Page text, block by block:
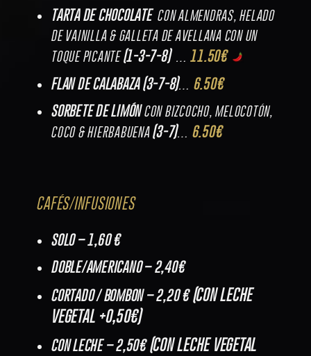
TARTA DE CHOCOLATE CON ALMENDRAS, HELADO
DE VAINILLA & GALLETA DE AVELLANA CON UN
TOQUE PICANTE(1-3-7-8)… 11.50€
FLAN DE CALABAZA (3-7-8)… 6.50€
SORBETE DE LIMÓNCON BIZCOCHO, MELOCOTÓN,
COCO & HIERBABUENA(3-7)… 6.50€
CAFÉS/INFUSIONES
SOLO – 1,60 €
DOBLE/AMERICANO – 2,40€
CORTADO / BOMBON – 2,20 €(CON LECHE
VEGETAL +0,50€)
CON LECHE – 2,50€ (CON LECHE VEGETAL